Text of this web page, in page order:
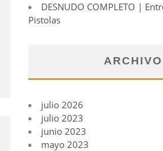
DESNUDO COMPLETO |
Pistolas
julio 2026
julio 2023
junio 2023
mayo 2023